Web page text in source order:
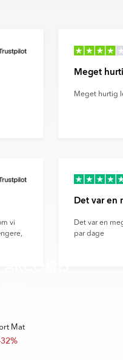
kvalitetssikringsprocesser.
af farvegengivelsen fra
på billedet kan afvige
kan skyldes forvrængning af
og andre
og driver innovation for fremtidens
transportens klimaaftryk.
Meget
Meget hurtig
vi
Det var en
Det var en
par dage
Mat